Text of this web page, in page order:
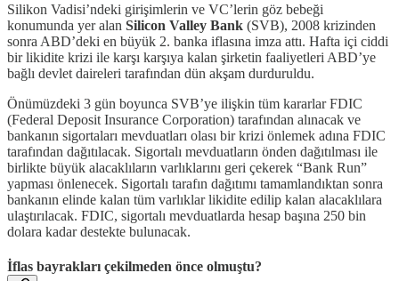
Silikon Vadisi’ndeki girişimlerin ve VC’lerin göz bebeği
konumunda yer alan Silicon Valley Bank (SVB), 2008 krizinden
sonra ABD’deki en büyük 2. banka iflasına imza attı. Hafta içi ciddi
bir likidite krizi ile karşı karşıya kalan şirketin faaliyetleri ABD’ye
bağlı devlet daireleri tarafından dün akşam durduruldu.
Önümüzdeki 3 gün boyunca SVB’ye ilişkin tüm kararlar FDIC
(Federal Deposit Insurance Corporation) tarafından alınacak ve
bankanın sigortaları mevduatları olası bir krizi önlemek adına FDIC
tarafından dağıtılacak. Sigortalı mevduatların önden dağıtılması ile
birlikte büyük alacaklıların varlıklarını geri çekerek “Bank Run”
yapması önlenecek. Sigortalı tarafın dağıtımı tamamlandıktan sonra
bankanın elinde kalan tüm varlıklar likidite edilip kalan alacaklılara
ulaştırılacak. FDIC, sigortalı mevduatlarda hesap başına 250 bin
dolara kadar destekte bulunacak.
İflas bayrakları çekilmeden önce olmuştu?